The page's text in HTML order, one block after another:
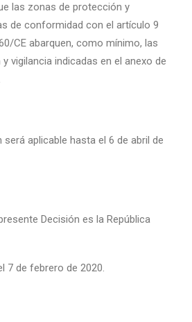
las zonas de protección y
de conformidad con el artículo 9
CE abarquen, como mínimo, las
vigilancia indicadas en el anexo de
aplicable hasta el 6 de abril de
Decisión es la República
7 de febrero de 2020.